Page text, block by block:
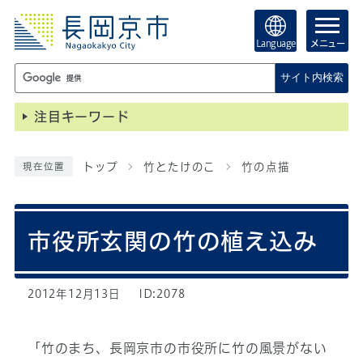
Language メニュー
サイト内検索
注目キーワード
現在位置 トップ 竹とたけのこ 竹の点描
市役所玄関の竹の植え込み
2012年12月13日 ID:2078
「竹のまち、長岡京市の市役所に竹の風景がない